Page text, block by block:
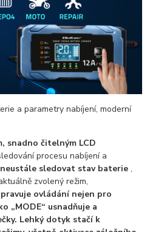
a parametry nabíjení, moderní
snadno čitelným LCD
procesu nabíjení a
sledovat stav baterie ,
zvolený režim,
ovládání nejen pro
„MODE“ usnadňuje a
Lehký dotyk stačí k